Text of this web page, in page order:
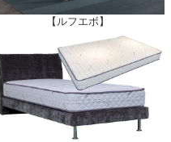
【ルフエボ】